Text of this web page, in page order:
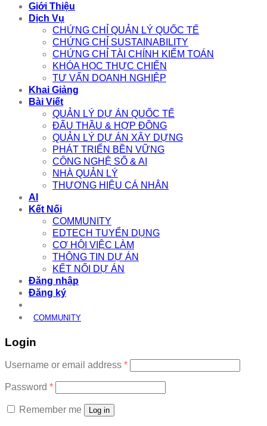
Giới Thiệu
Dịch Vụ
CHỨNG CHỈ QUẢN LÝ QUỐC TẾ
CHỨNG CHỈ SUSTAINABILITY
CHỨNG CHỈ TÀI CHÍNH KIỂM TOÁN
KHÓA HỌC THỰC CHIẾN
TƯ VẤN DOANH NGHIỆP
Khai Giảng
Bài Viết
QUẢN LÝ DỰ ÁN QUỐC TẾ
ĐẤU THẦU & HỢP ĐỒNG
QUẢN LÝ DỰ ÁN XÂY DỰNG
PHÁT TRIỂN BỀN VỮNG
CÔNG NGHỆ SỐ & AI
NHÀ QUẢN LÝ
THƯƠNG HIỆU CÁ NHÂN
AI
Kết Nối
COMMUNITY
EDTECH TUYỂN DỤNG
CƠ HỘI VIỆC LÀM
THÔNG TIN DỰ ÁN
KẾT NỐI DỰ ÁN
Đăng nhập
Đăng ký
COMMUNITY
Login
Username or email address *Required
Password *Required
Remember me Log in